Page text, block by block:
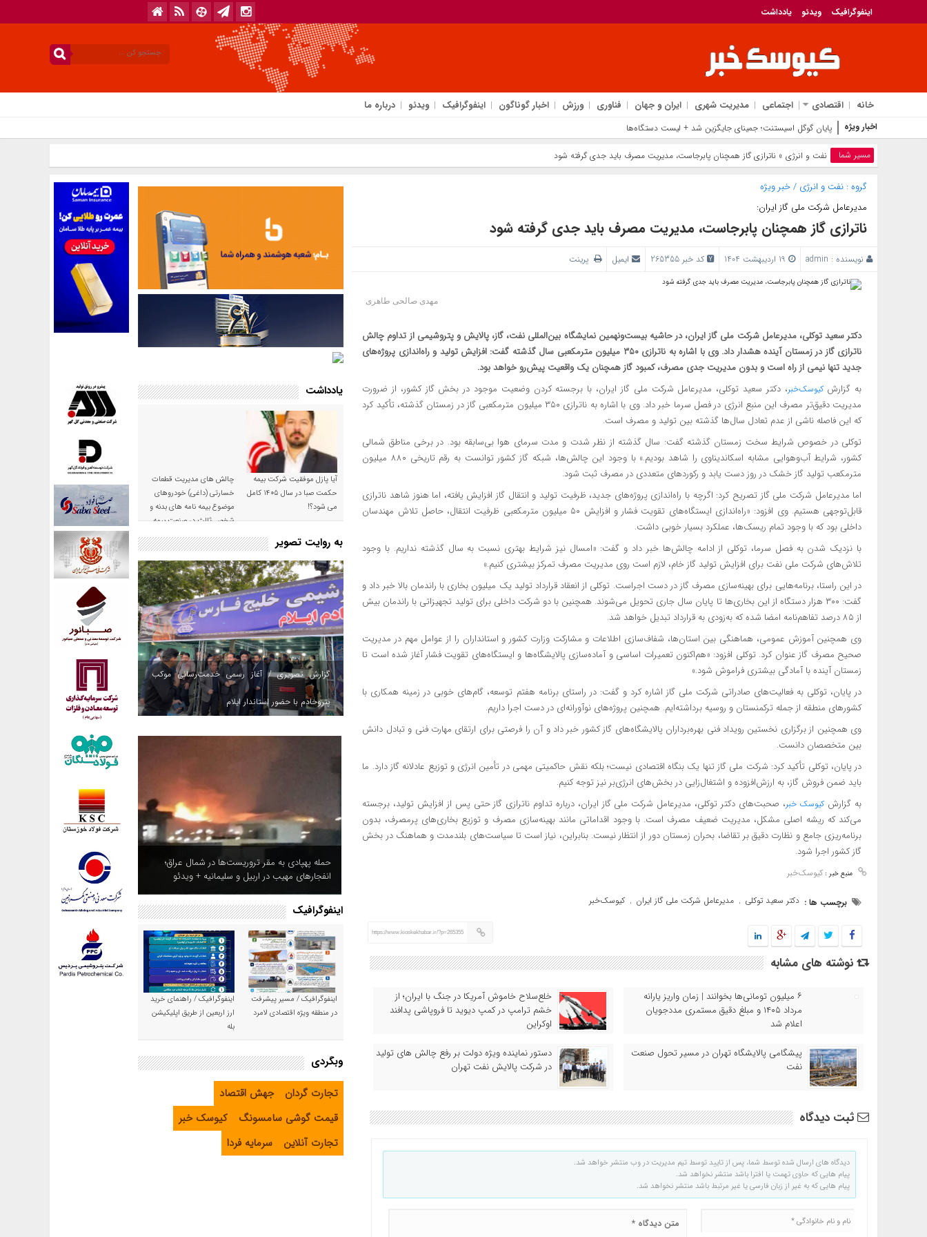
اینفوگرافیک ویدئو یادداشت
خانه اقتصادی اجتماعی مدیریت شهری ایران و جهان فناوری ورزش اخبار گوناگون اینفوگرافیک ویدئو درباره ما
اخبار ویژه رونمایی از گر
مسیر شما نفت و انرژی » ناترازی گاز همچنان پابرجاست، مدیریت مصرف باید جدی گرفته شود
گروه :نفت و انرژی /خبر ویژه
مدیرعامل شرکت ملی گاز ایران:
ناترازی گاز همچنان پابرجاست، مدیریت مصرف باید جدی گرفته شود
نویسنده : admin کد خبر 265355 ایمیل پرینت
مهدی صالحی طاهری
دکتر سعید توکلی، مدیرعامل شرکت ملی گاز ایران، در حاشیه بیست‌ونهمین نمایشگاه بین‌المللی نفت، گاز، پالایش و پتروشیمی از تداوم چالش
ناترازی گاز در زمستان آینده هشدار داد. وی با اشاره به ناترازی ۳۵۰ میلیون مترمکعبی سال گذشته گفت: افزایش تولید و راه‌اندازی پروژه‌های
جدید تنها نیمی از راه است و بدون مدیریت جدی مصرف، کمبود گاز همچنان یک واقعیت پیش‌رو خواهد بود.
به گزارشکیوسک‌خبر،‌ دکتر سعید توکلی، مدیرعامل شرکت ملی گاز ایران، با برجسته کردن وضعیت موجود در بخش گاز کشور، از ضرورت
مدیریت دقیق‌تر مصرف این منبع انرژی در فصل سرما خبر داد. وی با اشاره به ناترازی ۳۵۰ میلیون مترمکعبی گاز در زمستان گذشته، تأکید کرد
که این فاصله ناشی از عدم تعادل سال‌ها گذشته بین تولید و مصرف است.
توکلی در خصوص شرایط سخت زمستان گذشته گفت: سال گذشته از نظر شدت و مدت سرمای هوا بی‌سابقه بود. در برخی مناطق شمالی
کشور، شرایط آب‌وهوایی مشابه اسکاندیناوی را شاهد بودیم.» با وجود این چالش‌ها، شبکه گاز کشور توانست به رقم تاریخی ۸۸۰ میلیون
مترمکعب تولید گاز خشک در روز دست یابد و رکورد‌های متعددی در مصرف ثبت شود.
اما مدیرعامل شرکت ملی گاز تصریح کرد: اگرچه با راه‌اندازی پروژه‌های جدید، ظرفیت تولید و انتقال گاز افزایش یافته، اما هنوز شاهد ناترازی
قابل‌توجهی هستیم. وی افزود: «راه‌اندازی ایستگاه‌های تقویت فشار و افزایش ۵۰ میلیون مترمکعبی ظرفیت انتقال، حاصل تلاش مهندسان
داخلی بود که با وجود تمام ریسک‌ها، عملکرد بسیار خوبی داشت.
با نزدیک شدن به فصل سرما، توکلی از ادامه چالش‌ها خبر داد و گفت: «امسال نیز شرایط بهتری نسبت به سال گذشته نداریم. با وجود
تلاش‌های شرکت ملی نفت برای افزایش تولید گاز خام، لازم است روی مدیریت مصرف تمرکز بیشتری کنیم.»
در این راستا، برنامه‌هایی برای بهینه‌سازی مصرف گاز در دست اجراست. توکلی از انعقاد قرارداد تولید یک میلیون بخاری با راندمان بالا خبر داد و
گفت: ۳۰۰ هزار دستگاه از این بخاری‌ها تا پایان سال جاری تحویل می‌شوند. همچنین با دو شرکت داخلی برای تولید تجهیزاتی با راندمان بیش
از ۸۵ درصد تفاهم‌نامه امضا شده که به‌زودی به قرارداد تبدیل خواهد شد.
وی همچنین آموزش عمومی، هماهنگی بین استان‌ها، شفاف‌سازی اطلاعات و مشارکت وزارت کشور و استانداران را از عوامل مهم در مدیریت
صحیح مصرف گاز عنوان کرد. توکلی افزود: «هم‌اکنون تعمیرات اساسی و آماده‌سازی پالایشگاه‌ها و ایستگاه‌های تقویت فشار آغاز شده است تا
زمستان آینده با آمادگی بیشتری فراموش شود.»
در پایان، توکلی به فعالیت‌های صادراتی شرکت ملی گاز اشاره کرد و گفت: در راستای برنامه هفتم توسعه، گام‌های خوبی در زمینه همکاری با
کشورهای منطقه از جمله ترکمنستان و روسیه برداشته‌ایم. همچنین پروژه‌های نوآورانه‌ای در دست اجرا داریم.
وی همچنین از برگزاری نخستین رویداد فنی بهره‌برداران پالایشگاه‌های گاز کشور خبر داد و آن را فرصتی برای ارتقای مهارت فنی و تبادل دانش
بین متخصصان دانست.
در پایان، توکلی تأکید کرد: شرکت ملی گاز تنها یک بنگاه اقتصادی نیست؛ بلکه نقش حاکمیتی مهمی در تأمین انرژی و توزیع عادلانه گاز دارد. ما
باید ضمن فروش گاز، به ارزش‌افزوده و اشتغال‌زایی در بخش‌های انرژی‌بر نیز توجه کنیم.
به گزارش کیوسک خبر، صحبت‌های دکتر توکلی، مدیرعامل شرکت ملی گاز ایران، درباره تداوم ناترازی گاز حتی پس از افزایش تولید، برجسته
می‌کند که ریشه اصلی مشکل، مدیریت ضعیف مصرف است. با وجود اقداماتی مانند بهینه‌سازی مصرف و توزیع بخاری‌های پرمصرف، بدون
برنامه‌ریزی جامع و نظارت دقیق بر تقاضا، بحران زمستان دور از انتظار نیست. بنابراین، نیاز است تا سیاست‌های بلندمدت و هماهنگ در بخش
گاز کشور اجرا شود.
منبع خبر : کیوسک‌خبر
برچسب ها : دکتر سعید توکلی , مدیرعامل شرکت ملی گاز ایران , کیوسک‌خبر
https://www.kioskekhabar.ir/?p=265355
نوشته های مشابه
۶ میلیون تومانی‌ها بخوانند | زمان واریز یارانه
مرداد ۱۴۰۵ و مبلغ دقیق مستمری مددجویان
اعلام شد
خلع‌سلاح خاموش آمریکا در جنگ با ایران؛ از
خشم ترامپ در کمپ دیوید تا فروپاشی پدافند
اوکراین
پیشگامی پالایشگاه تهران در مسیر تحول صنعت
نفت
دستور نماینده ویژه دولت بر رفع چالش های تولید
در شرکت پالایش نفت تهران
ثبت دیدگاه
دیدگاه های ارسال شده توسط شما، پس از تایید توسط تیم مدیریت در وب منتشر خواهد شد.
پیام هایی که حاوی تهمت یا افترا باشد منتشر نخواهد شد.
پیام هایی که به غیر از زبان فارسی یا غیر مرتبط باشد منتشر نخواهد شد.
یادداشت
آیا پازل موفقیت شرکت بیمه
حکمت صبا در سال ۱۴۰۵ کامل
می شود؟!
چالش های مدیریت قطعات
خسارتی (داغی) خودروهای
موضوع بیمه نامه های بدنه و
شخص ثالث در صنعت بیمه
به روایت تصویر
گزارش تصویری / آغاز رسمی خدمت‌رسانی موکب
پتروخادم با حضور استاندار ایلام
حمله پهپادی به مقر تروریست‌ها در شمال عراق؛
انفجارهای مهیب در اربیل و سلیمانیه + ویدئو
اینفوگرافیک
اینفوگرافیک / مسیر پیشرفت
در منطقه ویژه اقتصادی لامرد
اینفوگرافیک / راهنمای خرید
ارز اربعین از طریق اپلیکیشن
بله
وبگردی
تجارت گردان
جهش اقتصاد
قیمت گوشی سامسونگ
کیوسک خبر
تجارت آنلاین
سرمایه فردا